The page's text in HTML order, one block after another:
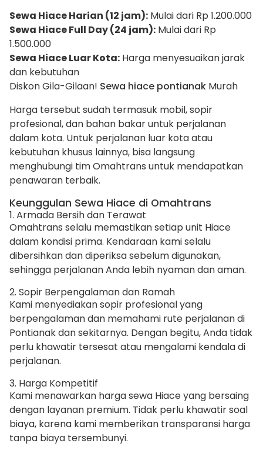
Sewa Hiace Harian (12 jam): Mulai dari Rp 1.200.000
Sewa Hiace Full Day (24 jam): Mulai dari Rp
1.500.000
Sewa Hiace Luar Kota: Harga menyesuaikan jarak
dan kebutuhan
Diskon Gila-Gilaan! Sewa hiace pontianak Murah
Harga tersebut sudah termasuk mobil, sopir
profesional, dan bahan bakar untuk perjalanan
dalam kota. Untuk perjalanan luar kota atau
kebutuhan khusus lainnya, bisa langsung
menghubungi tim Omahtrans untuk mendapatkan
penawaran terbaik.
Keunggulan Sewa Hiace di Omahtrans
1. Armada Bersih dan Terawat
Omahtrans selalu memastikan setiap unit Hiace
dalam kondisi prima. Kendaraan kami selalu
dibersihkan dan diperiksa sebelum digunakan,
sehingga perjalanan Anda lebih nyaman dan aman.
2. Sopir Berpengalaman dan Ramah
Kami menyediakan sopir profesional yang
berpengalaman dan memahami rute perjalanan di
Pontianak dan sekitarnya. Dengan begitu, Anda tidak
perlu khawatir tersesat atau mengalami kendala di
perjalanan.
3. Harga Kompetitif
Kami menawarkan harga sewa Hiace yang bersaing
dengan layanan premium. Tidak perlu khawatir soal
biaya, karena kami memberikan transparansi harga
tanpa biaya tersembunyi.